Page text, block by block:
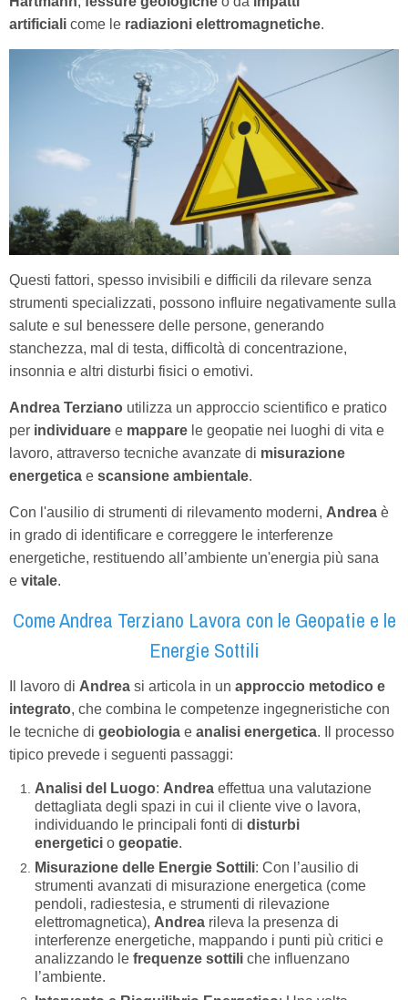
artificiali come le radiazioni elettromagnetiche.
Questi fattori, spesso invisibili e difficili da rilevare senza
strumenti specializzati, possono influire negativamente sulla
salute e sul benessere delle persone, generando
stanchezza, mal di testa, difficoltà di concentrazione,
insonnia e altri disturbi fisici o emotivi.
Andrea Terziano utilizza un approccio scientifico e pratico
per individuare e mappare le geopatie nei luoghi di vita e
lavoro, attraverso tecniche avanzate di misurazione
energetica e scansione ambientale.
Con l'ausilio di strumenti di rilevamento moderni, Andrea è
in grado di identificare e correggere le interferenze
energetiche, restituendo all’ambiente un'energia più sana
e vitale.
Come Andrea Terziano Lavora con le Geopatie e le
Energie Sottili
Il lavoro di Andrea si articola in un approccio metodico e
integrato, che combina le competenze ingegneristiche con
le tecniche di geobiologia e analisi energetica. Il processo
tipico prevede i seguenti passaggi:
Analisi del Luogo: Andrea effettua una valutazione
dettagliata degli spazi in cui il cliente vive o lavora,
individuando le principali fonti di disturbi
energetici o geopatie.
Misurazione delle Energie Sottili: Con l’ausilio di
strumenti avanzati di misurazione energetica (come
pendoli, radiestesia, e strumenti di rilevazione
elettromagnetica), Andrea rileva la presenza di
interferenze energetiche, mappando i punti più critici e
analizzando le frequenze sottili che influenzano
l’ambiente.